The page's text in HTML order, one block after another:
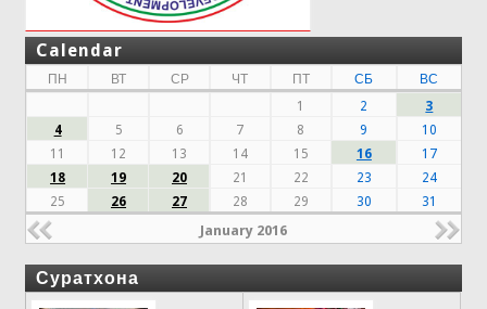
Calendar
ПН ВТ СР ЧТ ПТ СБ
ВС
1
2
3
4
5 6 7 8 9
10
11
12 13 14 15 16
17
18
19 20 21 22 23
24
25
26 27 28 29 30 31
January 2016
Суратхона